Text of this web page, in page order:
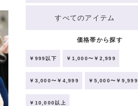
すべてのアイテム
価格帯から探す
￥999以下 ￥1,000〜￥2,999
￥3,000〜￥4,999 ￥5,000〜￥9,999
￥10,000以上